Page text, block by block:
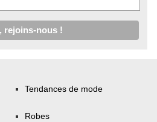
Tendances de mode
Robes